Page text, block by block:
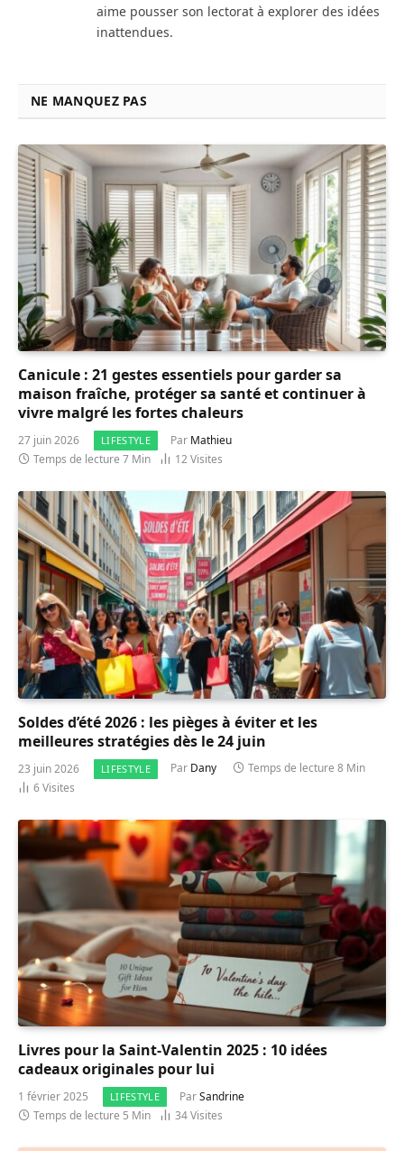
aime pousser son lectorat à explorer des idées
inattendues.
NE MANQUEZ PAS
Canicule : 21 gestes essentiels pour garder sa
maison fraîche, protéger sa santé et continuer à
vivre malgré les fortes chaleurs
27 juin 2026 LIFESTYLE Par Mathieu
Temps de lecture 7 Min
12Visites
Soldes d’été 2026 : les pièges à éviter et les
meilleures stratégies dès le 24 juin
23 juin 2026 LIFESTYLE Par Dany
Temps de lecture 8 Min
6Visites
Livres pour la Saint-Valentin 2025 : 10 idées
cadeaux originales pour lui
1 février 2025 LIFESTYLE ParSandrine
Temps de lecture 5 Min
34Visites